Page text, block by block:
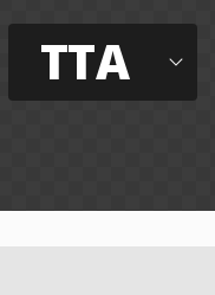
TTA